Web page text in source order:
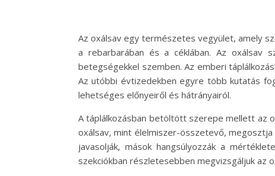
Az oxálsav egy természetes vegyület, amely
a rebarbarában és a céklában. Az oxálsav
betegségekkel szemben. Az emberi
Az utóbbi évtizedekben egyre több kutatás
lehetséges előnyeiről és hátrányairól.
A táplálkozásban betöltött szerepe mellett az
oxálsav, mint élelmiszer-összetevő,
javasolják, mások hangsúlyozzák a
szekciókban részletesebben megvizsgáljuk az